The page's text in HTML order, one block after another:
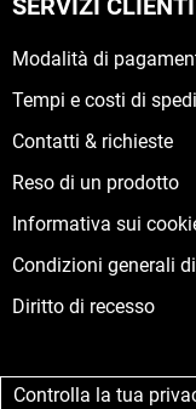
SERVIZI CLIENTI
Modalità di
Tempi e costi di
Contatti & richieste
Reso di un prodotto
Informativa sui
Condizioni generali
Diritto di recesso
Controlla la tua